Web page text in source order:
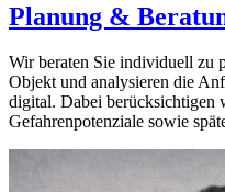
Planung &
Wir beraten Sie individuell zu
Objekt und analysieren die
digital. Dabei berücksichtigen
Gefahrenpotenziale sowie